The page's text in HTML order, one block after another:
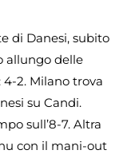
di Danesi, subito
allungo delle
4-2. Milano trova
su Candi.
sull’8-7. Altra
con il mani-out